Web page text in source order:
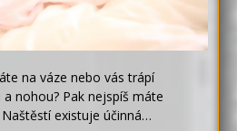
na váze nebo vás trápí
nohou? Pak nejspíš máte
existuje účinná…